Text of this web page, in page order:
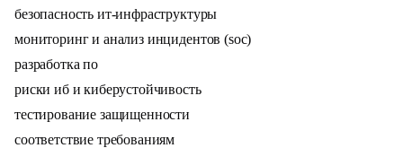
безопасность ит-инфраструктуры
мониторинг и анализ инцидентов (soc)
разработка по
риски иб и киберустойчивость
тестирование защищенности
соответствие требованиям